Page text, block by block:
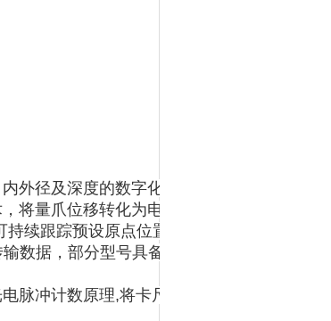
外径及深度的数字化量具。该量具主要由
将量爪位移转化为电信号，经处理后实时显
续跟踪预设原点位置，无需反复清零 。
数据，部分型号具备IP67防水能力。
脉冲计数原理,将卡尺量爪的位移量转变为